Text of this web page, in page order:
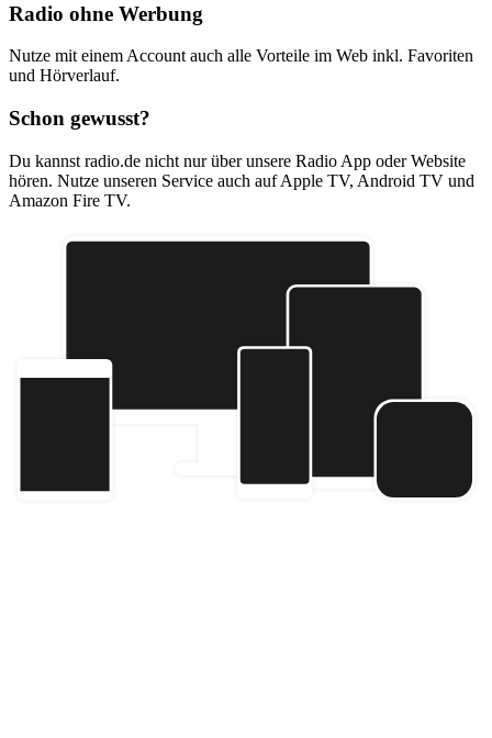
Radio ohne Werbung
Nutze mit einem Account auch alle Vorteile im Web inkl. Favoriten
und Hörverlauf.
Schon gewusst?
Du kannst radio.de nicht nur über unsere Radio App oder Website
hören. Nutze unseren Service auch auf Apple TV, Android TV und
Amazon Fire TV.